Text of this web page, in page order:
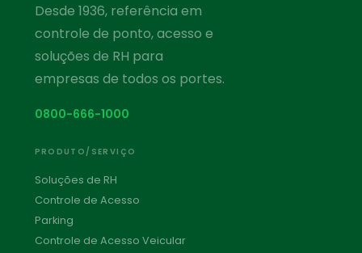
Desde 1936, referência em
controle de ponto, acesso e
soluções de RH para
empresas de todos os portes.
0800-666-1000
PRODUTO/SERVIÇO
Soluções de RH
Controle de Acesso
Parking
Controle de Acesso Veicular